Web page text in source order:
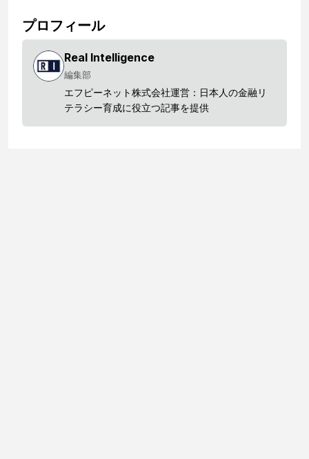
プロフィール
Real Intelligence
編集部
エフピーネット株式会社運営：日本人の金融リ
テラシー育成に役立つ記事を提供